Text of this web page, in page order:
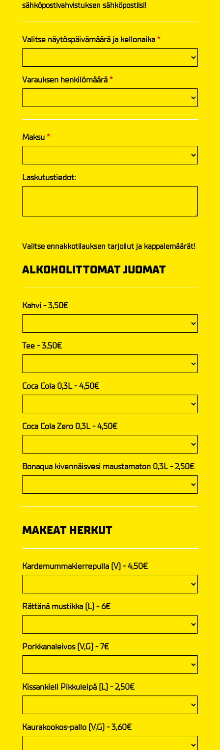
sähköpostivahvistuksen sähköpostiisi!
Valitse näytöspäivämäärä ja kellonaika*
Varauksen henkilömäärä*
Maksu*
Laskutustiedot:
Valitse ennakkotilauksen tarjoilut ja kappalemäärät!
ALKOHOLITTOMAT JUOMAT
Kahvi - 3,50€
Tee - 3,50€
Coca Cola 0,3L - 4,50€
Coca Cola Zero 0,3L - 4,50€
Bonaqua kivennäisvesi maustamaton 0,3L - 2,50€
MAKEAT HERKUT
Kardemummakierrepulla (V) - 4,50€
Rättänä mustikka (L) - 6€
Porkkanaleivos (V,G) - 7€
Kissankieli Pikkuleipä (L) - 2,50€
Kaurakookos-pallo (V,G) - 3,60€